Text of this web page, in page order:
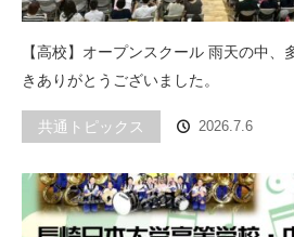
【高校】オープンスクール 雨天の中
きありがとうございました。
共通トピックス 2026.7.6